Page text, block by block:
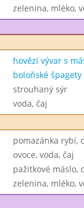
zelenina, mléko,
hovězí vývar s
boloňské špagety
strouhaný sýr
voda, čaj
pomazánka rybí,
ovoce, voda, čaj
pažitkové máslo,
zelenina, mléko,